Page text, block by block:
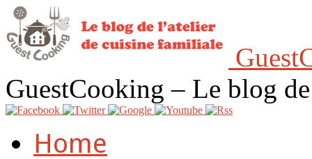
GuestCooking – Le blog
Home